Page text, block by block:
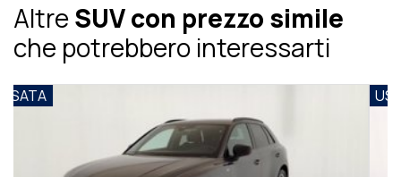
AltreSUV con prezzo simile
che potrebbero interessarti
USATA